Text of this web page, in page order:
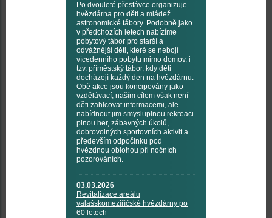
Po dvouleté přestávce organizuje
hvězdárna pro děti a mládež
astronomické tábory. Podobně jako
v předchozích letech nabízíme
pobytový tábor pro starší a
odvážnější děti, které se nebojí
vícedenního pobytu mimo domov, i
tzv. příměstský tábor, kdy děti
docházejí každý den na hvězdárnu.
Obě akce jsou koncipovány jako
vzdělávací, naším cílem však není
děti zahlcovat informacemi, ale
nabídnout jim smysluplnou rekreaci
plnou her, zábavných úkolů,
dobrovolných sportovních aktivit a
především odpočinku pod
hvězdnou oblohou při nočních
pozorováních.
03.03.2026
Revitalizace areálu
valašskomeziříčské hvězdárny po
60 letech